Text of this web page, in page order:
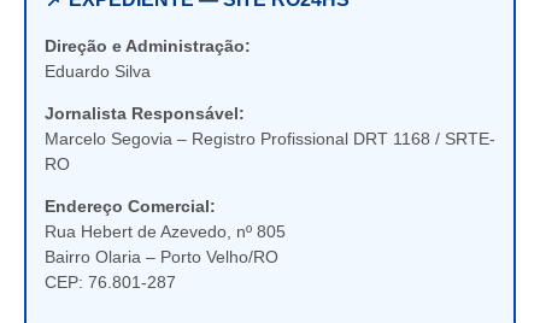
Direção e Administração:
Eduardo Silva
Jornalista Responsável:
Marcelo Segovia – Registro Profissional DRT 1168 / SRTE-
RO
Endereço Comercial:
Rua Hebert de Azevedo, nº 805
Bairro Olaria – Porto Velho/RO
CEP: 76.801-287